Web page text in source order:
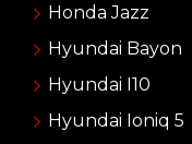
Honda Jazz
Hyundai Bayon
Hyundai I10
Hyundai Ioniq 5